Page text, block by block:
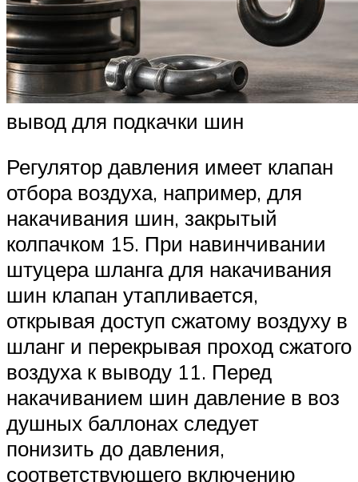
вывод для подкачки шин
Регулятор давления имеет клапан
отбора воздуха, например, для
накачивания шин, закрытый
колпачком 15. При навинчивании
штуцера шланга для накачивания
шин клапан утапливается,
открывая доступ сжатому воздуху в
шланг и перекрывая проход сжатого
воздуха к выводу 11. Перед
накачиванием шин давление в воз
душных баллонах следует
понизить до давления,
соответствующего включению